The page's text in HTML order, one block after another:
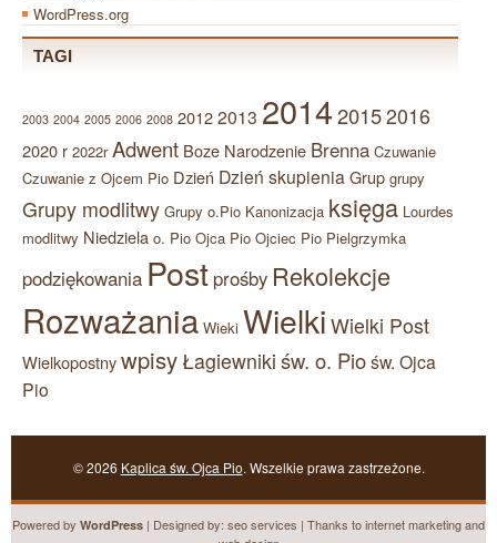
WordPress.org
TAGI
2003 2004 2005 2006 2008 20122013 201420152016
2020 r 2022r Adwent Boze Narodzenie Brenna Czuwanie
Czuwanie z Ojcem Pio Dzień Dzień skupieniaGrup grupy
Grupy modlitwy Grupy o.Pio Kanonizacja księga Lourdes
modlitwy Niedziela o. Pio Ojca Pio Ojciec Pio Pielgrzymka
podziękowania Post prośby Rekolekcje
Rozważania Wieki Wielki Wielki Post
Wielkopostnywpisy Łagiewniki św. o. Piośw. Ojca
Pio
© 2026 Kaplica św. Ojca Pio. Wszelkie prawa zastrzeżone.
Powered by WordPress | Designed by: seo services | Thanks tointernet marketingand